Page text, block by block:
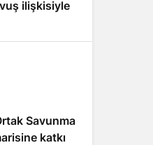
ilişkisiyle
Savunma
katkı